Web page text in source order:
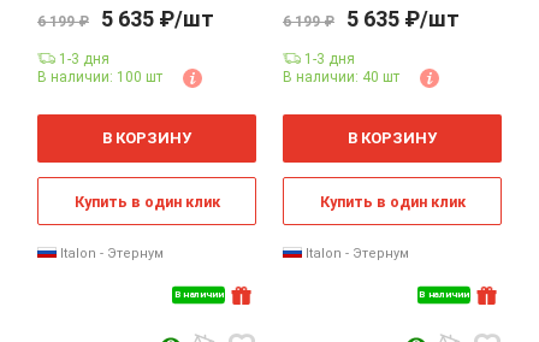
В наличии
6 199 ₽ 5 635 ₽/шт
1-3 дня
В наличии: 100 шт
В КОРЗИНУ
Купить в один клик
Italon - Этернум
В наличии
6 199 ₽ 5 635 ₽/шт
1-3 дня
В наличии: 40 шт
В КОРЗИНУ
Купить в один клик
Italon - Этернум